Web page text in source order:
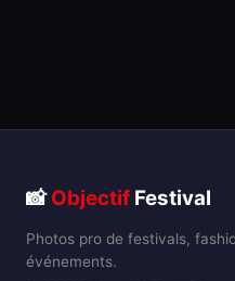
📸Objectif Festival
Photos pro de festivals,
événements.